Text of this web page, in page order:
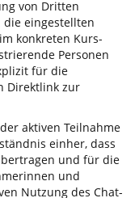
von Dritten
eingestellten
konkreten Kurs-
Personen
für die
Direktlink zur
aktiven Teilnahme
einher, dass
und für die
und
Nutzung des Chat-